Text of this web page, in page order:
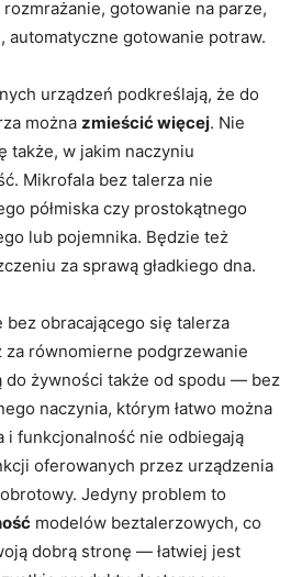
gotowanie na parze,
automatyczne gotowanie potraw.
urządzeń podkreślają, że do
można zmieścić więcej. Nie
także, w jakim naczyniu
Mikrofala bez talerza nie
półmiska czy prostokątnego
lub pojemnika. Będzie też
za sprawą gładkiego dna.
bez obracającego się talerza
równomierne podgrzewanie
do żywności także od spodu — bez
naczynia, którym łatwo można
i funkcjonalność nie odbiegają
oferowanych przez urządzenia
Jedyny problem to
modelów beztalerzowych, co
dobrą stronę — łatwiej jest